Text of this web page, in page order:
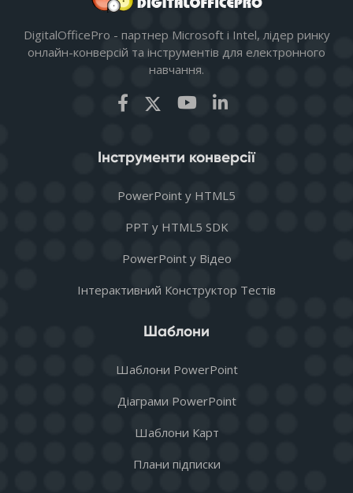
DigitalOfficePro - партнер Microsoft і Intel, лідер ринку
онлайн-конверсій та інструментів для електронного
навчання.
Інструменти конверсії
PowerPoint у HTML5
PPT у HTML5 SDK
PowerPoint у Відео
Інтерактивний Конструктор Тестів
Шаблони
Шаблони PowerPoint
Діаграми PowerPoint
Шаблони Карт
Плани підписки